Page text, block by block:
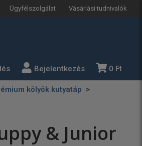
Ügyfélszolgálat Vásárlási tudnivalók
Bejelentkezés 0 Ft
kölyök kutyatáp
& Junior